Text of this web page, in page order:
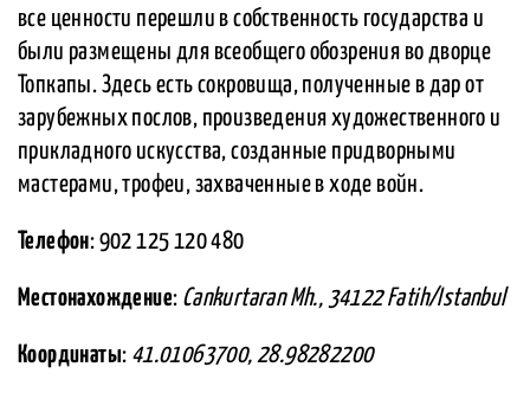
все ценности перешли в собственность государства и
были размещены для всеобщего обозрения во дворце
Топкапы. Здесь есть сокровища, полученные в дар от
зарубежных послов, произведения художественного и
прикладного искусства, созданные придворными
мастерами, трофеи, захваченные в ходе войн.
Телефон: 902 125 120 480
Местонахождение: Cankurtaran Mh., 34122 Fatih/Istanbul
Координаты: 41.01063700, 28.98282200